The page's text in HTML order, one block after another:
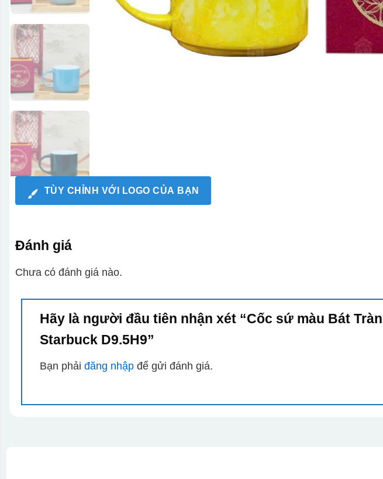
TÙY CHỈNH VỚI LOGO CỦA BẠN
Đánh giá
Chưa có đánh giá nào.
Hãy là người đầu tiên nhận xét “Cốc sứ màu Bát
Starbuck D9.5H9”
Bạn phải đăng nhậpđể gửi đánh giá.